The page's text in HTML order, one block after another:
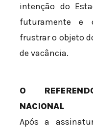
intenção do
futuramente e
frustrar o objeto
de vacância.
O
NACIONAL
Após a